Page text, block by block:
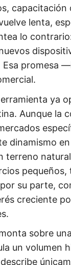
capacitación
lenta,
lo
promesa
ya
Aunque la
dinamismo
terreno
su parte,
creciente
sobre
un volumen